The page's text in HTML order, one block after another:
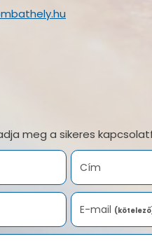
meg a sikeres
Cím
E-mail